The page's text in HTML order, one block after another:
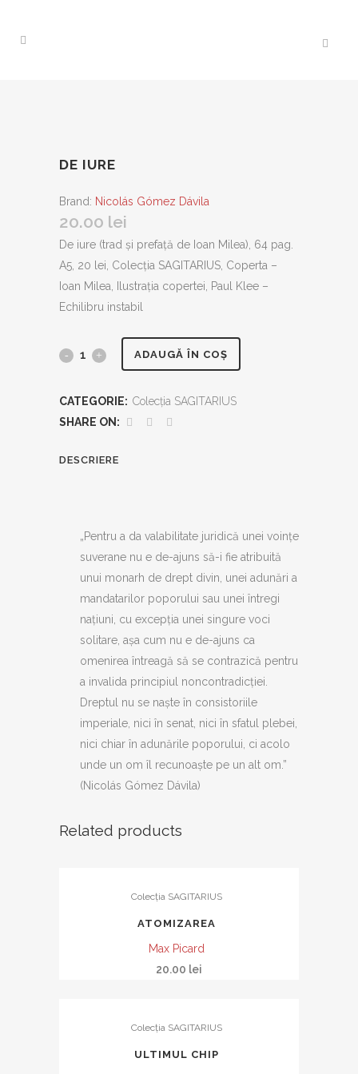
DE IURE
Brand: Nicolás Gómez Dávila
20.00 lei
De iure (trad și prefață de Ioan Milea), 64 pag.
A5, 20 lei, Colecția SAGITARIUS, Coperta –
Ioan Milea, Ilustrația copertei, Paul Klee –
Echilibru instabil
De ADAUGĂ ÎN COȘ
CATEGORIE: Colecția SAGITARIUS
SHARE ON:
DESCRIERE
„Pentru a da valabilitate juridică unei voințe
suverane nu e de-ajuns să-i fie atribuită
unui monarh de drept divin, unei adunări a
mandatarilor poporului sau unei întregi
națiuni, cu excepția unei singure voci
solitare, așa cum nu e de-ajuns ca
omenirea întreagă să se contrazică pentru
a invalida principiul noncontradicției.
Dreptul nu se naște în consistoriile
imperiale, nici în senat, nici în sfatul plebei,
nici chiar în adunările poporului, ci acolo
unde un om îl recunoaște pe un alt om.”
(Nicolás Gómez Dávila)
Related products
Colecția SAGITARIUS
ATOMIZAREA
Max Picard
20.00 lei
Colecția SAGITARIUS
ULTIMUL CHIP